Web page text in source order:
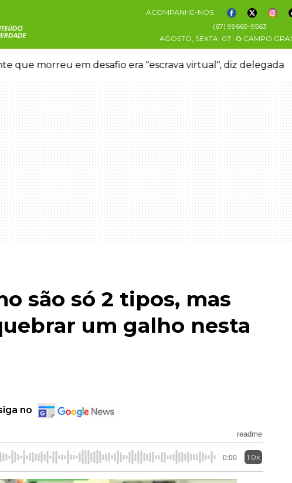
ACOMPANHE-NOS
(67) 99669-9563
AGOSTO, SEXTA 07 CAMPO
que morreu em desafio era "escrava virtual", diz delegada
são só 2 tipos, mas
um galho nesta
no
readme
0:00 1.0x